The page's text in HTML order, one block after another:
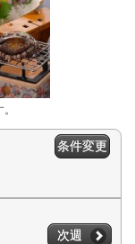
条件変更
次週